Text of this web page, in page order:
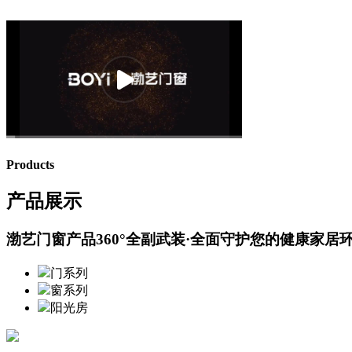
Products
产品展示
渤艺门窗产品360°全副武装·全面守护您的健康家居
门系列
窗系列
阳光房